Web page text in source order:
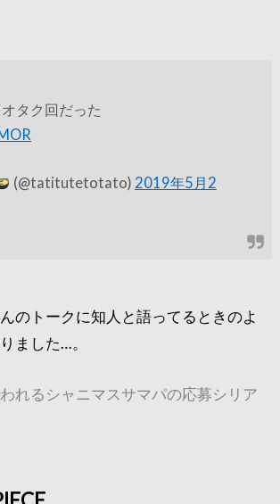
タク回だった
(@tatitutetotato) 2019年5月2
のトークに知人と語ってるときのよ
ました…。
れるシャニマスサマパの応募シリア